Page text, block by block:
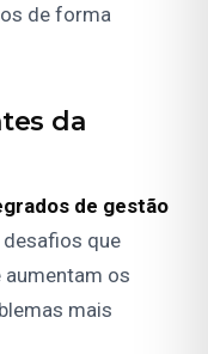
de forma
da
de gestão
que
os
mais